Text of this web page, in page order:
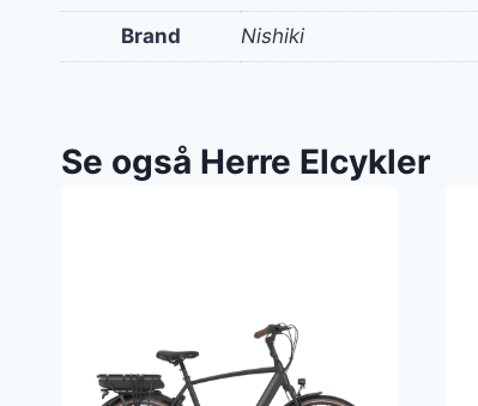
Brand Nishiki
Se også Herre Elcykler